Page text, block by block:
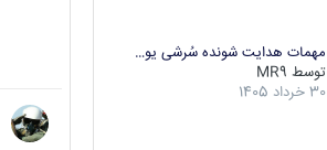
مهمات هدایت شونده سُرشی یو…
توسط MR9
30 خرداد 1405